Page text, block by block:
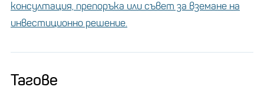
консултация, препоръка или съвет за вземане на
инвестиционно решение.
Тагове